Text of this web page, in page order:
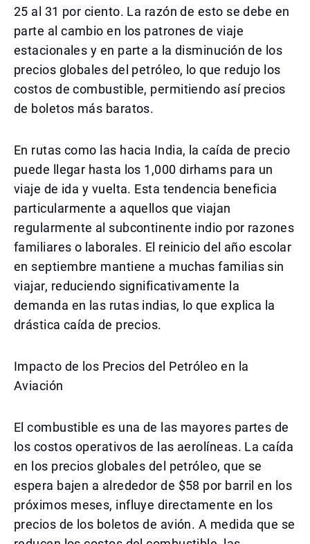
25 al 31 por ciento. La razón de esto se debe en
parte al cambio en los patrones de viaje
estacionales y en parte a la disminución de los
precios globales del petróleo, lo que redujo los
costos de combustible, permitiendo así precios
de boletos más baratos.
En rutas como las hacia India, la caída de precio
puede llegar hasta los 1,000 dirhams para un
viaje de ida y vuelta. Esta tendencia beneficia
particularmente a aquellos que viajan
regularmente al subcontinente indio por razones
familiares o laborales. El reinicio del año escolar
en septiembre mantiene a muchas familias sin
viajar, reduciendo significativamente la
demanda en las rutas indias, lo que explica la
drástica caída de precios.
Impacto de los Precios del Petróleo en la
Aviación
El combustible es una de las mayores partes de
los costos operativos de las aerolíneas. La caída
en los precios globales del petróleo, que se
espera bajen a alrededor de $58 por barril en los
próximos meses, influye directamente en los
precios de los boletos de avión. A medida que se